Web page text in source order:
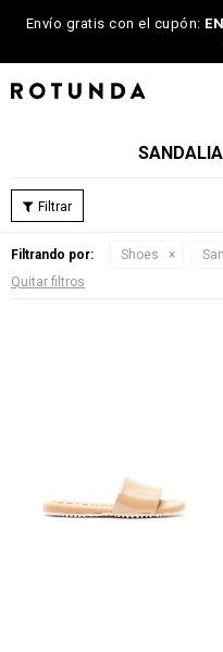
Envío gratis con el cupón:
Filtrando por: Shoes
Quitar filtros